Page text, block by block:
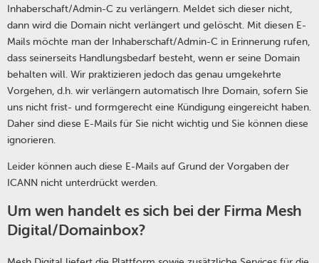
Inhaberschaft/Admin-C zu verlängern. Meldet sich dieser nicht,
dann wird die Domain nicht verlängert und gelöscht. Mit diesen E-
Mails möchte man der Inhaberschaft/Admin-C in Erinnerung rufen,
dass seinerseits Handlungsbedarf besteht, wenn er seine Domain
behalten will. Wir praktizieren jedoch das genau umgekehrte
Vorgehen, d.h. wir verlängern automatisch Ihre Domain, sofern Sie
uns nicht frist- und formgerecht eine Kündigung eingereicht haben.
Daher sind diese E-Mails für Sie nicht wichtig und Sie können diese
ignorieren.
Leider können auch diese E-Mails auf Grund der Vorgaben der
ICANN nicht unterdrückt werden.
Um wen handelt es sich bei der Firma Mesh
Digital/Domainbox?